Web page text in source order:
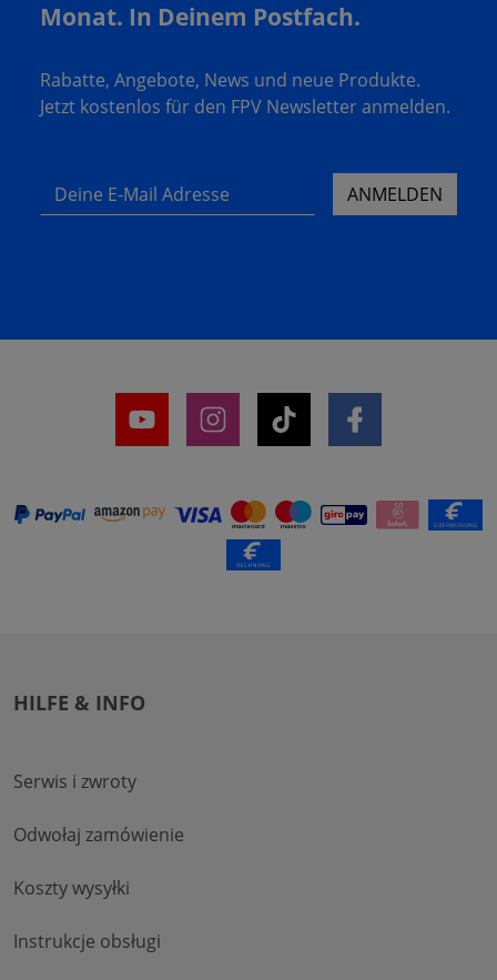
Monat. In Deinem Postfach.
Rabatte, Angebote, News und neue Produkte.
Jetzt kostenlos für den FPV Newsletter anmelden.
Deine E-Mail Adresse ANMELDEN
HILFE & INFO
Serwis i zwroty
Odwołaj zamówienie
Koszty wysyłki
Instrukcje obsługi